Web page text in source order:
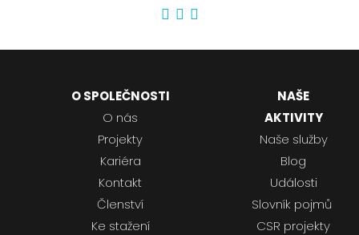
O SPOLEČNOSTI
O nás
Projekty
Kariéra
Kontakt
Členství
Ke stažení
NAŠE
AKTIVITY
Naše služby
Blog
Události
Slovník pojmů
CSR projekty